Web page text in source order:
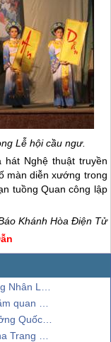
Lễ hội cầu ngư.
Nghệ thuật truyền
màn diễn xướng trong
tuồng Quan công lập
Khánh Hòa Điện Tử
2015"
dịp 2/9
Quốc Tế
5 Sao